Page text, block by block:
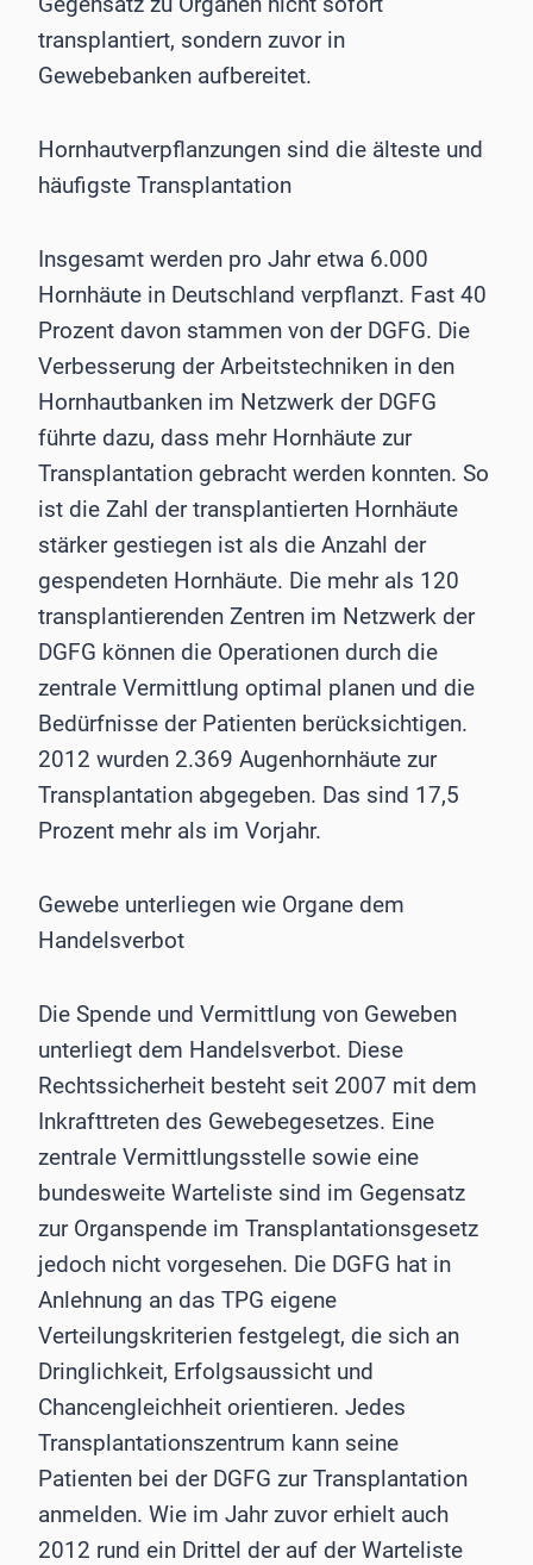
transplantiert, sondern zuvor in
Gewebebanken aufbereitet.
Hornhautverpflanzungen sind die älteste und
häufigste Transplantation
Insgesamt werden pro Jahr etwa 6.000
Hornhäute in Deutschland verpflanzt. Fast 40
Prozent davon stammen von der DGFG. Die
Verbesserung der Arbeitstechniken in den
Hornhautbanken im Netzwerk der DGFG
führte dazu, dass mehr Hornhäute zur
Transplantation gebracht werden konnten. So
ist die Zahl der transplantierten Hornhäute
stärker gestiegen ist als die Anzahl der
gespendeten Hornhäute. Die mehr als 120
transplantierenden Zentren im Netzwerk der
DGFG können die Operationen durch die
zentrale Vermittlung optimal planen und die
Bedürfnisse der Patienten berücksichtigen.
2012 wurden 2.369 Augenhornhäute zur
Transplantation abgegeben. Das sind 17,5
Prozent mehr als im Vorjahr.
Gewebe unterliegen wie Organe dem
Handelsverbot
Die Spende und Vermittlung von Geweben
unterliegt dem Handelsverbot. Diese
Rechtssicherheit besteht seit 2007 mit dem
Inkrafttreten des Gewebegesetzes. Eine
zentrale Vermittlungsstelle sowie eine
bundesweite Warteliste sind im Gegensatz
zur Organspende im Transplantationsgesetz
jedoch nicht vorgesehen. Die DGFG hat in
Anlehnung an das TPG eigene
Verteilungskriterien festgelegt, die sich an
Dringlichkeit, Erfolgsaussicht und
Chancengleichheit orientieren. Jedes
Transplantationszentrum kann seine
Patienten bei der DGFG zur Transplantation
anmelden. Wie im Jahr zuvor erhielt auch
2012 rund ein Drittel der auf der Warteliste